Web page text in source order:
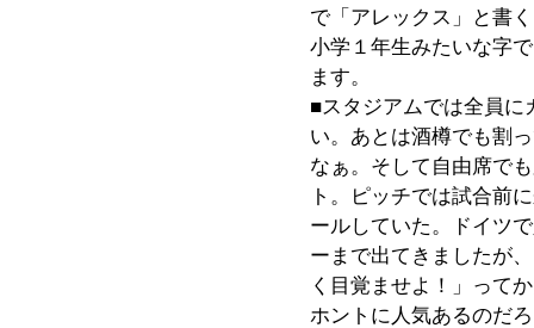
で「アレックス」と書
小学１年生みたいな字
ます。
■スタジアムでは全員に
い。あとは酒樽でも割
なぁ。そして自由席で
ト。ピッチでは試合前
ールしていた。ドイツ
ーまで出てきましたが
く目覚ませよ！」って
ホントに人気あるのだ